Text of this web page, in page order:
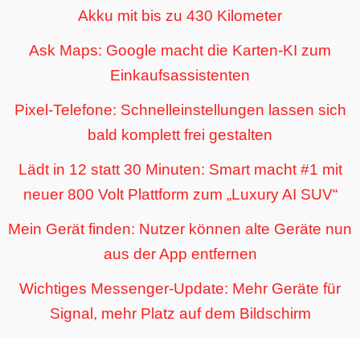
Akku mit bis zu 430 Kilometer
Ask Maps: Google macht die Karten-KI zum
Einkaufsassistenten
Pixel-Telefone: Schnelleinstellungen lassen sich
bald komplett frei gestalten
Lädt in 12 statt 30 Minuten: Smart macht #1 mit
neuer 800 Volt Plattform zum „Luxury AI SUV“
Mein Gerät finden: Nutzer können alte Geräte nun
aus der App entfernen
Wichtiges Messenger-Update: Mehr Geräte für
Signal, mehr Platz auf dem Bildschirm